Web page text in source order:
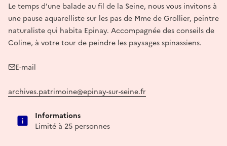
Le temps d’une balade au fil de la Seine, nous vous invitons à
une pause aquarelliste sur les pas de Mme de Grollier, peintre
naturaliste qui habita Epinay. Accompagnée des conseils de
Coline, à votre tour de peindre les paysages spinassiens.
E-mail
archives.patrimoine@epinay-sur-seine.fr
Informations
Limité à 25 personnes